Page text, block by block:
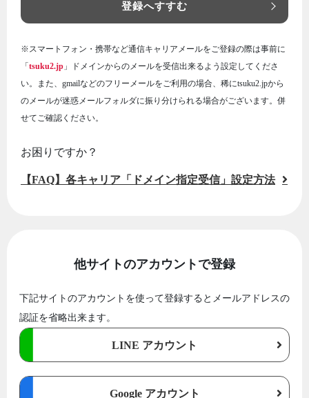
登録へすすむ
※スマートフォン・携帯など通信キャリアメールをご登録の際は事前に
「 tsuku2.jp 」ドメインからのメールを受信出来るよう設定してくださ
い。また、gmailなどのフリーメールをご利用の場合、稀にtsuku2.jpから
のメールが迷惑メールフォルダに振り分けられる場合がございます。併
せてご確認ください。
お困りですか？
【FAQ】各キャリア「ドメイン指定受信」設定方法
他サイトのアカウントで登録
下記サイトのアカウントを使って登録するとメールアドレスの
認証を省略出来ます。
LINE アカウント
Google アカウント